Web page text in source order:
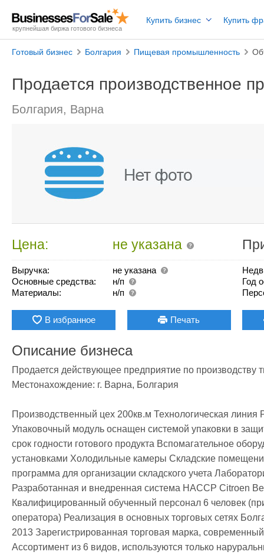
крупнейшая биржа готового бизнеса
Купить бизнес Купить
Готовый бизнес Болгария Пищевая промышленность
Продается производственное
Болгария, Варна
Цена: не указана
Выручка:
не указана
Основные средства:
н/п
Материалы:
н/п
Год
В избранное Печать
Описание бизнеса
Продается действующее предприятие по производству
Местонахождение: г. Варна, Болгария
Производственный цех 200кв.м Технологическая линия
Упаковочный модуль оснащен системой упаковки в
срок годности готового продукта Вспомагательное
установками Холодильные камеры Складские
программа для организации складского учета
Разработанная и внедренная система HACCP Citroen
Квалифицированный обученный персонал 6 человек
оператора) Реализация в основных торговых сетях
2013 Зарегистрированная торговая марка,
Ассортимент из 6 видов, используются только